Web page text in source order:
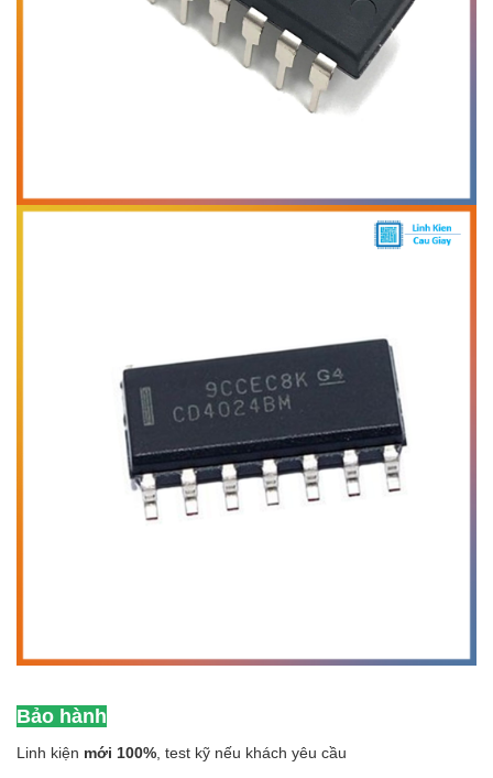
Bảo hành
Linh kiện mới 100% , test kỹ nếu khách yêu cầu